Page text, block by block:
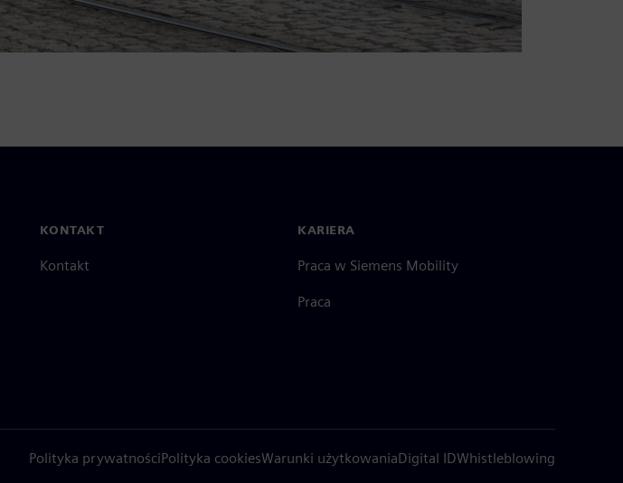
KONTAKT
Kontakt
KARIERA
Praca w Siemens Mobility
Praca
Polityka prywatnościPolityka cookiesWarunki użytkowaniaDigital IDWhistleblowing